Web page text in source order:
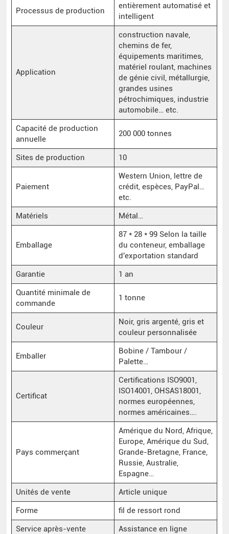
Processus de production
entièrement automatisé et
intelligent
Application
construction navale,
chemins de fer,
équipements maritimes,
matériel roulant, machines
de génie civil, métallurgie,
grandes usines
pétrochimiques, industrie
automobile… etc.
Capacité de production
annuelle
200 000 tonnes
Sites de production 10
Paiement
Western Union, lettre de
crédit, espèces, PayPal…
etc.
Matériels
Métal…
Emballage
87 * 28 * 99 Selon la taille
du conteneur, emballage
d'exportation standard
Garantie
1 an
Quantité minimale de
commande
1 tonne
Couleur
Noir, gris argenté, gris et
couleur personnalisée
Emballer
Bobine / Tambour /
Palette…
Certificat
Certifications ISO9001,
ISO14001, OHSAS18001,
normes européennes,
normes américaines….
Pays commerçant
Amérique du Nord, Afrique,
Europe, Amérique du Sud,
Grande-Bretagne, France,
Russie, Australie,
Espagne…
Unités de vente
Article unique
Forme
fil de ressort rond
Service après-vente
Assistance en ligne